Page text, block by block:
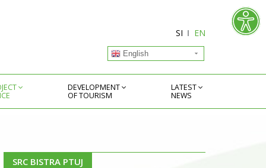
SI EN
English
DEVELOPMENT
OF TOURISM
LATEST
NEWS
SRC BISTRA PTUJ